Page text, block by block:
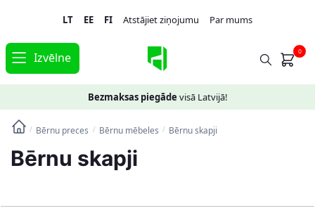
navigation
content
LT EE FI Atstājiet ziņojumu Par mums
Izvēlne 0
Bezmaksas piegāde visā Latvijā!
/ Bērnu preces / Bērnu mēbeles / Bērnu skapji
Bērnu skapji